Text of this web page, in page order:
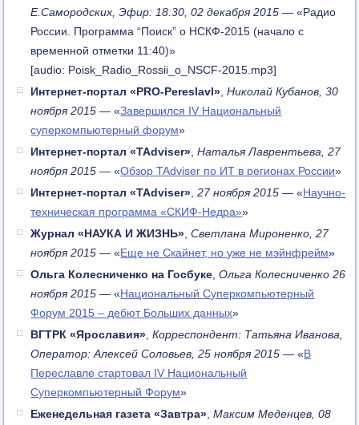
Е.Самородских, Эфир: 18.30, 02 декабря 2015 — «Радио
России. Программа “Поиск” о НСКФ-2015 (начало с
временной отметки 11:40)»
[audio: Poisk_Radio_Rossii_o_NSCF-2015.mp3]
Интернет-портал «PRO-Pereslavl» ,Николай Кубанов, 30
ноября 2015 — «Завершился IV Национальный
суперкомпьютерный форум»
Интернет-портал «TAdviser» ,Наталья Лаврентьева, 27
ноября 2015 — «Обзор TAdviser по ИТ в регионах России»
Интернет-портал «TAdviser» ,27 ноября 2015 — «Научно-
техническая программа «СКИФ-Недра»»
Журнал «НАУКА И ЖИЗНЬ» ,Светлана Мироненко, 27
ноября 2015 — «Еще не Скайнет, но уже не мэйнфрейм»
Ольга Колесниченко на Госбуке ,Ольга Колесниченко 26
ноября 2015 — «Национальный Суперкомпьютерный
Форум 2015 – дебют Больших данных»
ВГТРК «Ярославия» ,Корреспондент: Татьяна Иванова,
Оператор: Алексей Соловьев, 25 ноября 2015 — «В
Переславле стартовал IV Национальный
Суперкомпьютерный Форум»
Еженедельная газета «Завтра» ,Максим Меденцев, 08